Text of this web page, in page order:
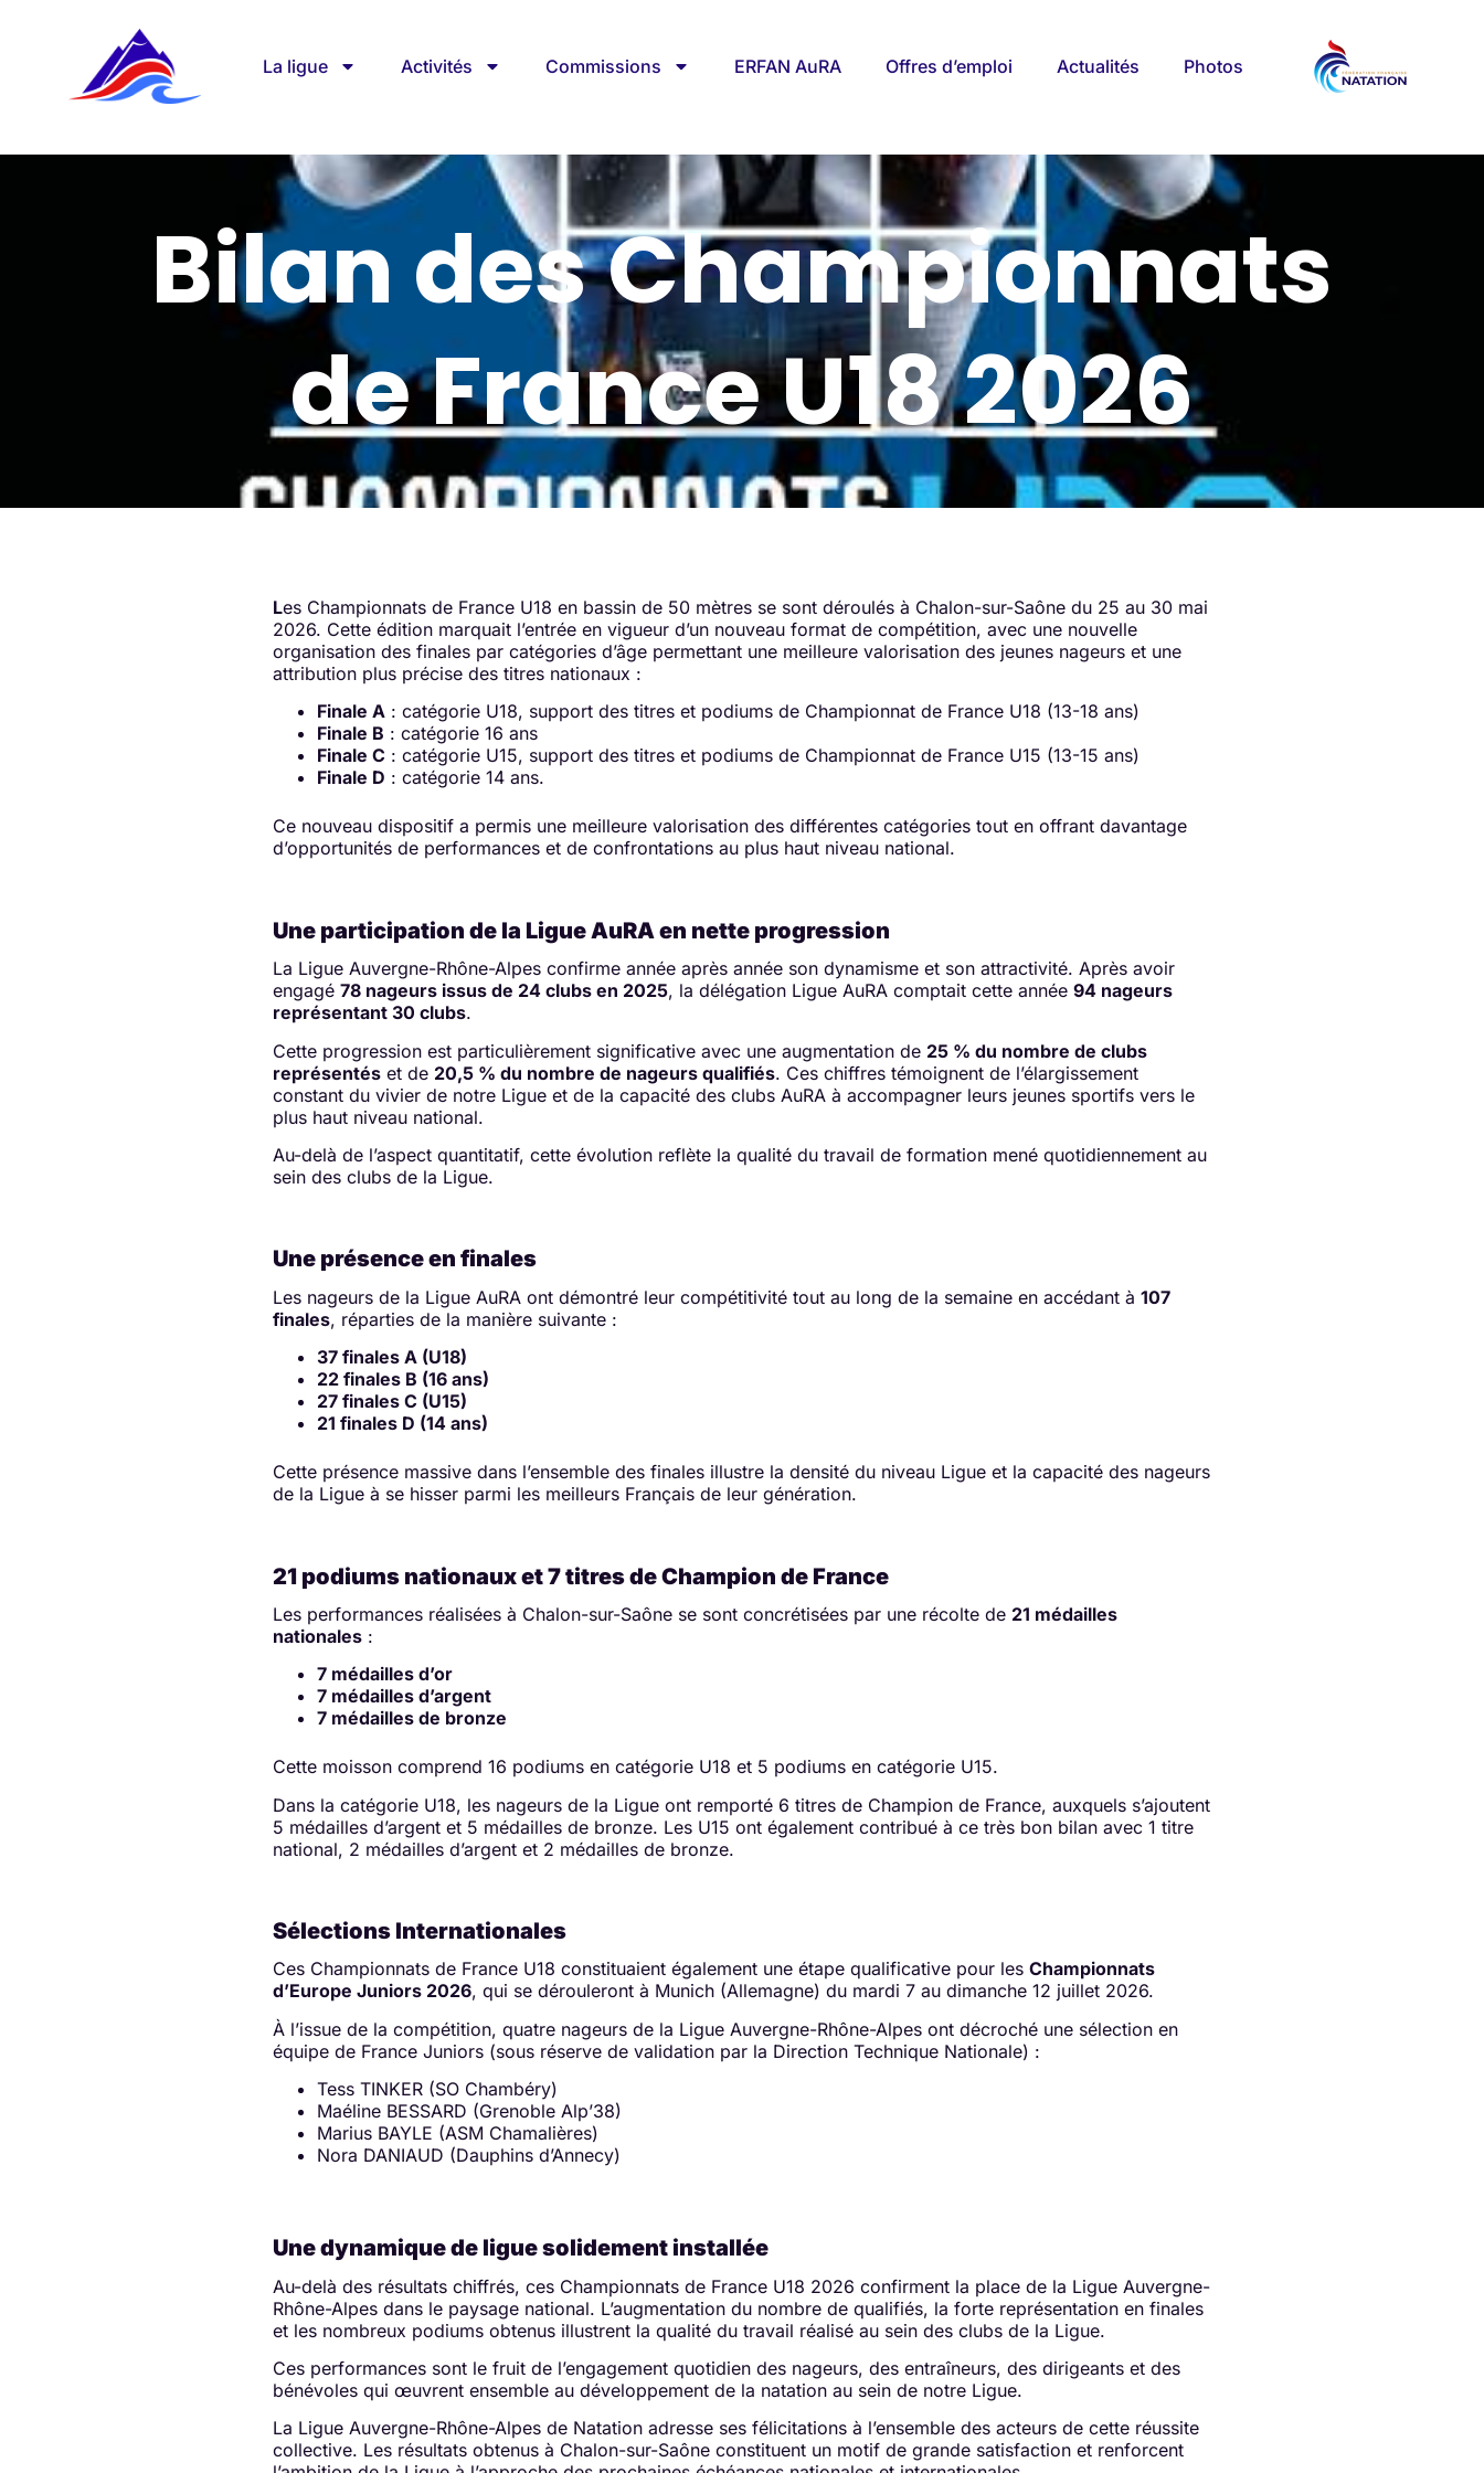
La ligue Activités Commissions ERFAN AuRA Offres d’emploi Actualités Photos
Bilan des Championnats
de France U18 2026
Les Championnats de France U18 en bassin de 50 mètres se sont déroulés à Chalon-sur-Saône du 25 au 30 mai
2026. Cette édition marquait l’entrée en vigueur d’un nouveau format de compétition, avec une nouvelle
organisation des finales par catégories d’âge permettant une meilleure valorisation des jeunes nageurs et une
attribution plus précise des titres nationaux :
Finale A : catégorie U18, support des titres et podiums de Championnat de France U18 (13-18 ans)
Finale B : catégorie 16 ans
Finale C : catégorie U15, support des titres et podiums de Championnat de France U15 (13-15 ans)
Finale D : catégorie 14 ans.
Ce nouveau dispositif a permis une meilleure valorisation des différentes catégories tout en offrant davantage
d’opportunités de performances et de confrontations au plus haut niveau national.
Une participation de la Ligue AuRA en nette progression
La Ligue Auvergne-Rhône-Alpes confirme année après année son dynamisme et son attractivité. Après avoir
engagé 78 nageurs issus de 24 clubs en 2025, la délégation Ligue AuRA comptait cette année 94 nageurs
représentant 30 clubs.
Cette progression est particulièrement significative avec une augmentation de 25 % du nombre de clubs
représentés et de 20,5 % du nombre de nageurs qualifiés. Ces chiffres témoignent de l’élargissement
constant du vivier de notre Ligue et de la capacité des clubs AuRA à accompagner leurs jeunes sportifs vers le
plus haut niveau national.
Au-delà de l’aspect quantitatif, cette évolution reflète la qualité du travail de formation mené quotidiennement au
sein des clubs de la Ligue.
Une présence en finales
Les nageurs de la Ligue AuRA ont démontré leur compétitivité tout au long de la semaine en accédant à 107
finales, réparties de la manière suivante :
37 finales A (U18)
22 finales B (16 ans)
27 finales C (U15)
21 finales D (14 ans)
Cette présence massive dans l’ensemble des finales illustre la densité du niveau Ligue et la capacité des nageurs
de la Ligue à se hisser parmi les meilleurs Français de leur génération.
21 podiums nationaux et 7 titres de Champion de France
Les performances réalisées à Chalon-sur-Saône se sont concrétisées par une récolte de 21 médailles
nationales :
7 médailles d’or
7 médailles d’argent
7 médailles de bronze
Cette moisson comprend 16 podiums en catégorie U18 et 5 podiums en catégorie U15.
Dans la catégorie U18, les nageurs de la Ligue ont remporté 6 titres de Champion de France, auxquels s’ajoutent
5 médailles d’argent et 5 médailles de bronze. Les U15 ont également contribué à ce très bon bilan avec 1 titre
national, 2 médailles d’argent et 2 médailles de bronze.
Sélections Internationales
Ces Championnats de France U18 constituaient également une étape qualificative pour les Championnats
d’Europe Juniors 2026, qui se dérouleront à Munich (Allemagne) du mardi 7 au dimanche 12 juillet 2026.
À l’issue de la compétition, quatre nageurs de la Ligue Auvergne-Rhône-Alpes ont décroché une sélection en
équipe de France Juniors (sous réserve de validation par la Direction Technique Nationale) :
Tess TINKER (SO Chambéry)
Maéline BESSARD (Grenoble Alp’38)
Marius BAYLE (ASM Chamalières)
Nora DANIAUD (Dauphins d’Annecy)
Une dynamique de ligue solidement installée
Au-delà des résultats chiffrés, ces Championnats de France U18 2026 confirment la place de la Ligue Auvergne-
Rhône-Alpes dans le paysage national. L’augmentation du nombre de qualifiés, la forte représentation en finales
et les nombreux podiums obtenus illustrent la qualité du travail réalisé au sein des clubs de la Ligue.
Ces performances sont le fruit de l’engagement quotidien des nageurs, des entraîneurs, des dirigeants et des
bénévoles qui œuvrent ensemble au développement de la natation au sein de notre Ligue.
La Ligue Auvergne-Rhône-Alpes de Natation adresse ses félicitations à l’ensemble des acteurs de cette réussite
collective. Les résultats obtenus à Chalon-sur-Saône constituent un motif de grande satisfaction et renforcent